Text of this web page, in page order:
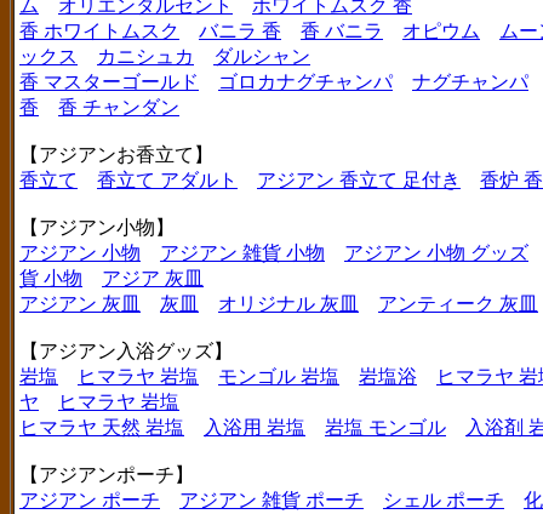
ム
オリエンタルセント
ホワイトムスク 香
香 ホワイトムスク
バニラ 香 香 バニラ オピウム
ムー
ックス
カニシュカ
ダルシャン
香 マスターゴールド
ゴロカナグチャンパ
ナグチャンパ
香
香 チャンダン
【アジアンお香立て】
香立て
香立て アダルト アジアン 香立て 足付き 香炉
【アジアン小物】
アジアン 小物
アジアン 雑貨 小物
アジアン 小物 グッズ
貨 小物
アジア 灰皿
アジアン 灰皿
灰皿 オリジナル 灰皿 アンティーク 灰皿
【アジアン入浴グッズ】
岩塩
ヒマラヤ 岩塩 モンゴル 岩塩 岩塩浴
ヒマラヤ
ヤ
ヒマラヤ 岩塩
ヒマラヤ 天然 岩塩
入浴用 岩塩 岩塩 モンゴル 入浴剤
【アジアンポーチ】
アジアン ポーチ
アジアン 雑貨 ポーチ シェル ポーチ